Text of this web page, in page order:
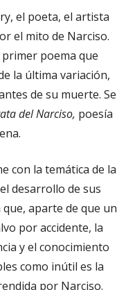
el poeta, el artista
el mito de Narciso.
poema que
la última variación,
de su muerte. Se
del Narciso, poesía
con la temática de la
desarrollo de sus
aparte de que un
por accidente, la
y el conocimiento
como inútil es la
por Narciso.